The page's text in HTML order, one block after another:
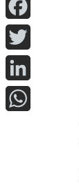
Facebook
Twitter
LinkedIn